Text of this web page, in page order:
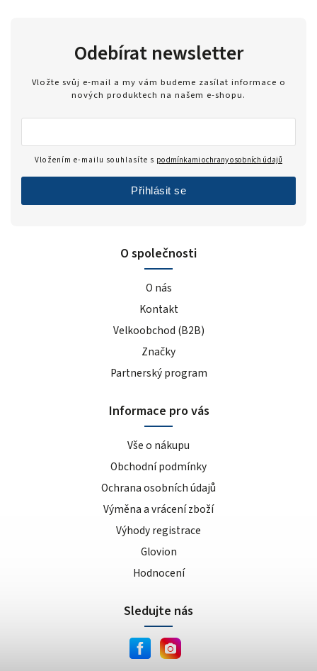
O společnosti
O nás
Kontakt
Velkoobchod (B2B)
Značky
Partnerský program
Informace pro vás
Vše o nákupu
Obchodní podmínky
Ochrana osobních údajů
Výměna a vrácení zboží
Výhody registrace
Glovion
Hodnocení
Odebírat newsletter
Vložte svůj e-mail a my vám budeme zasílat informace o
nových produktech na našem e-shopu.
Vložením e-mailu souhlasíte s podmínkami ochrany osobních údajů
Přihlásit se
Sledujte nás